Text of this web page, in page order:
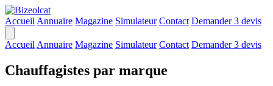
Accueil Annuaire Magazine Simulateur Contact Demander 3 devis
Accueil Annuaire Magazine Simulateur Contact Demander 3 devis
Chauffagistes par marque